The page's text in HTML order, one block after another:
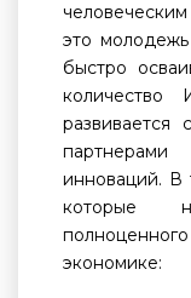
это
быстро
количество
развивается
инноваций. В
которые
экономике: